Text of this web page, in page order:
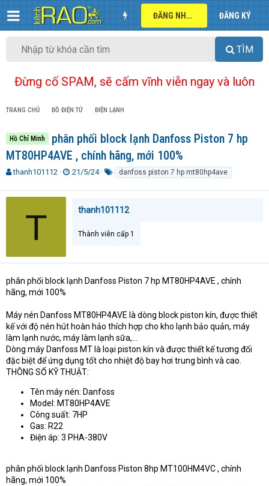
ĐĂNG NHẬP ĐĂNG KÝ
TÌM
Đừng cố SPAM, sẽ cấm vĩnh viễn ngay và luôn
TRANG CHỦ ĐỒ ĐIỆN TỬ ĐIỆN LẠNH
Hồ Chí Minh
phân phối block lạnh Danfoss Piston 7 hp
MT80HP4AVE , chính hãng, mới 100%
T
r
a
t
e
thanh101112
N
à
21/5/24
k
h
ó
danfoss piston 7 hp mt80hp4ave
T thanh101112
Thành viên cấp 1
phân phối block lạnh Danfoss Piston 7 hp MT80HP4AVE , chính
hãng, mới 100%
Máy nén Danfoss MT80HP4AVE là dòng block piston kín, được thiết
kế với độ nén hút hoàn hảo thích hợp cho kho lạnh bảo quản, máy
làm lạnh nước, máy làm lạnh sữa,…
Dòng máy Danfoss MT là loại piston kín và được thiết kế tương đối
đặc biệt để ứng dụng tốt cho nhiệt độ bay hơi trung bình và cao.
THÔNG SỐ KỸ THUẬT:
Tên máy nén: Danfoss
Model: MT80HP4AVE
Công suất: 7HP
Gas: R22
Điện áp: 3 PHA-380V
phân phối block lạnh Danfoss Piston 8hp MT100HM4VC , chính
hãng, mới 100%